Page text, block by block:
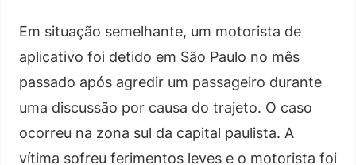
Em situação semelhante, um motorista de
aplicativo foi detido em São Paulo no mês
passado após agredir um passageiro durante
uma discussão por causa do trajeto. O caso
ocorreu na zona sul da capital paulista. A
vítima sofreu ferimentos leves e o motorista foi